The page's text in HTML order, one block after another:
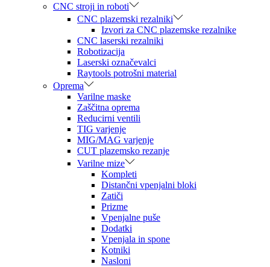
CNC stroji in roboti
CNC plazemski rezalniki
Izvori za CNC plazemske rezalnike
CNC laserski rezalniki
Robotizacija
Laserski označevalci
Raytools potrošni material
Oprema
Varilne maske
Zaščitna oprema
Reducirni ventili
TIG varjenje
MIG/MAG varjenje
CUT plazemsko rezanje
Varilne mize
Kompleti
Distančni vpenjalni bloki
Zatiči
Prizme
Vpenjalne puše
Dodatki
Vpenjala in spone
Kotniki
Nasloni